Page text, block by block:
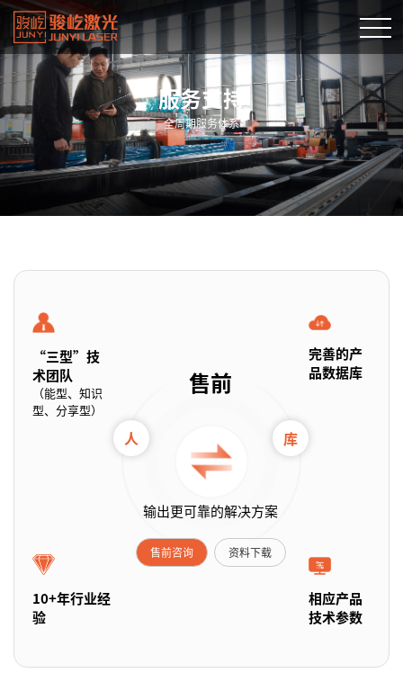
服务支持
全周期服务体系
“三型”技
术团队
（能型、知识
型、分享型）
10+年行业经
验
售前
人 库
输出更可靠的解决方案
售前咨询 资料下载
完善的产
品数据库
相应产品
技术参数